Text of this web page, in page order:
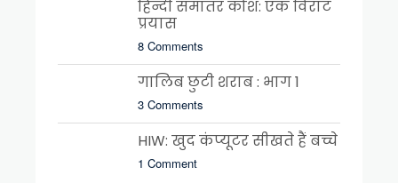
हिन्दी समांतर कोश: एक विराट
प्रयास
8 Comments
गालिब छुटी शराब : भाग 1
3 Comments
HIW: खुद कंप्यूटर सीखते हैं बच्चे
1 Comment